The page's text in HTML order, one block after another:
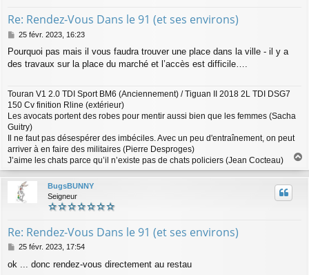
Re: Rendez-Vous Dans le 91 (et ses environs)
M
s
s
e
25 févr. 2023, 16:23
Pourquoi pas mais il vous faudra trouver une place dans la ville - il y a
des travaux sur la place du marché et l’accès est difficile….
Touran V1 2.0 TDI Sport BM6 (Anciennement) / Tiguan II 2018 2L TDI DSG7
150 Cv finition Rline (extérieur)
Les avocats portent des robes pour mentir aussi bien que les femmes (Sacha
Guitry)
Il ne faut pas désespérer des imbéciles. Avec un peu d'entraînement, on peut
arriver à en faire des militaires (Pierre Desproges)
J’aime les chats parce qu’il n’existe pas de chats policiers (Jean Cocteau)
u
BugsBUNNY
Seigneur
Re: Rendez-Vous Dans le 91 (et ses environs)
M
s
25 févr. 2023, 17:54
ok ... donc rendez-vous directement au restau